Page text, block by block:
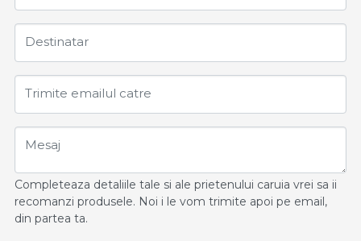
Destinatar
Trimite emailul catre
Mesaj
Completeaza detaliile tale si ale prietenului caruia vrei sa ii
recomanzi produsele. Noi i le vom trimite apoi pe email,
din partea ta.